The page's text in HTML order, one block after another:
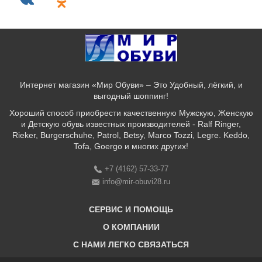
Интернет магазин «Мир Обуви» – Это Удобный, лёгкий, и
выгодный шоппинг!
Хороший способ приобрести качественную Мужскую, Женскую
и Детскую обувь известных производителей - Ralf Ringer,
Rieker, Burgerschuhe, Patrol, Betsy, Marco Tozzi, Legre. Keddo,
Tofa, Goergo и многих других!
+7 (4162) 57-33-77
info@mir-obuvi28.ru
СЕРВИС И ПОМОЩЬ
Бонусная программа
О КОМПАНИИ
C НАМИ ЛЕГКО СВЯЗАТЬСЯ